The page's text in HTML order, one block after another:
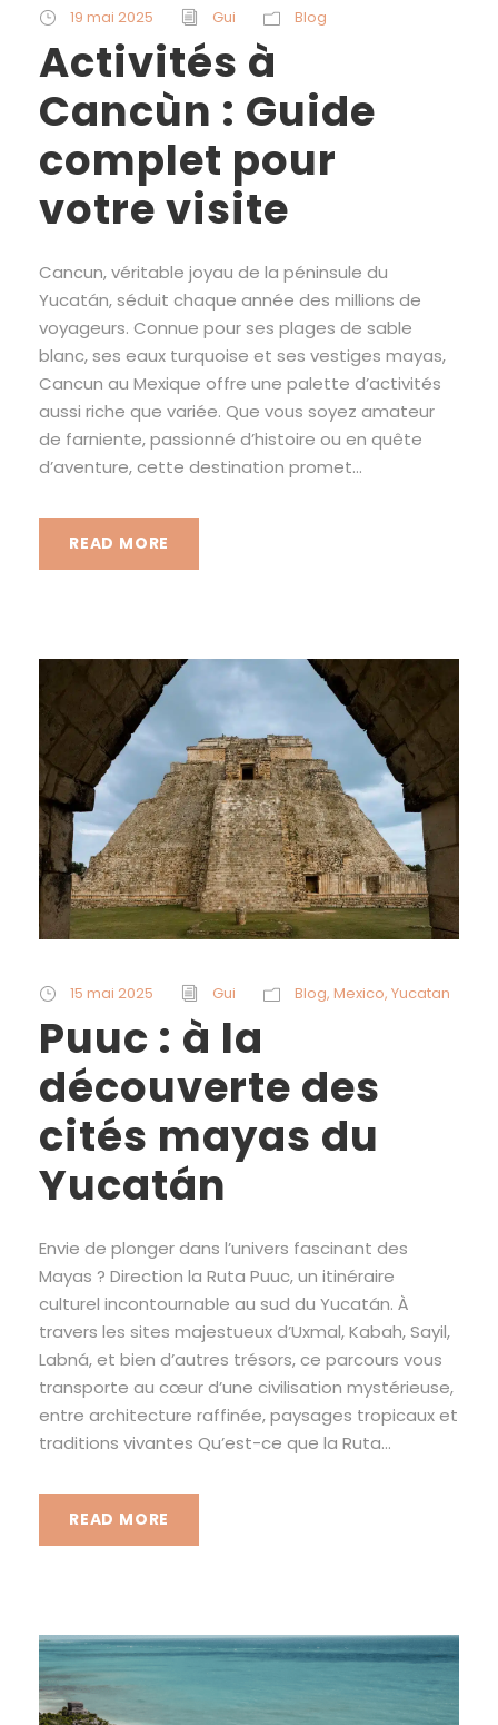
19 mai 2025 Gui Blog
Activités à
Cancùn : Guide
complet pour
votre visite
Cancun, véritable joyau de la péninsule du
Yucatán, séduit chaque année des millions de
voyageurs. Connue pour ses plages de sable
blanc, ses eaux turquoise et ses vestiges mayas,
Cancun au Mexique offre une palette d’activités
aussi riche que variée. Que vous soyez amateur
de farniente, passionné d’histoire ou en quête
d’aventure, cette destination promet...
READ MORE
15 mai 2025 Gui Blog, Mexico, Yucatan
Puuc : à la
découverte des
cités mayas du
Yucatán
Envie de plonger dans l’univers fascinant des
Mayas ? Direction la Ruta Puuc, un itinéraire
culturel incontournable au sud du Yucatán. À
travers les sites majestueux d’Uxmal, Kabah, Sayil,
Labná, et bien d’autres trésors, ce parcours vous
transporte au cœur d’une civilisation mystérieuse,
entre architecture raffinée, paysages tropicaux et
traditions vivantes Qu’est-ce que la Ruta...
READ MORE